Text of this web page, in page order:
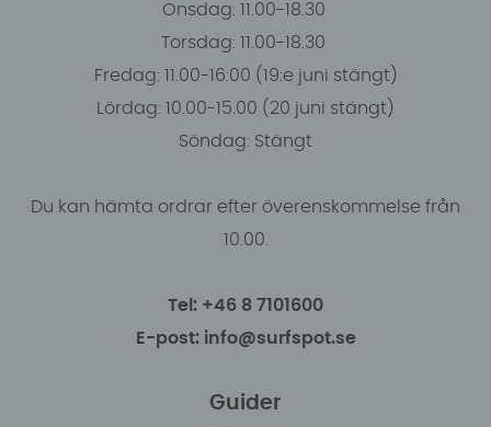
Onsdag: 11.00-18.30
Torsdag: 11.00-18.30
Fredag: 11.00-16:00 (19:e juni stängt)
Lördag: 10.00-15.00 (20 juni stängt)
Söndag: Stängt
Du kan hämta ordrar efter överenskommelse från
10.00.
Tel: +46 8 7101600
E-post: info@surfspot.se
Guider